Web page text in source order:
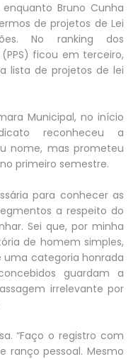
Bruno Cunha
de projetos de Lei
No ranking dos
ficou em terceiro,
lista de projetos de lei
Municipal, no início
reconheceu a
nome, mas prometeu
primeiro semestre.
para conhecer as
a respeito do
Sei que, por minha
de homem simples,
uma categoria honrada
guardam a
irrelevante por
“Faço o registro com
ranço pessoal. Mesmo